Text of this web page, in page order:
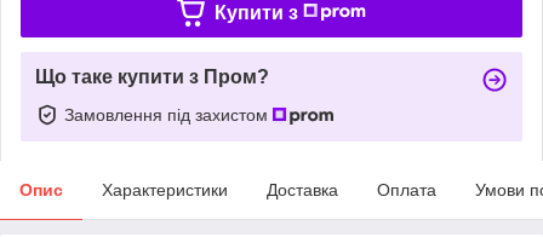
Купити з
Що таке купити з Пром?
Замовлення під захистом
Опис Характеристики Доставка Оплата Умови